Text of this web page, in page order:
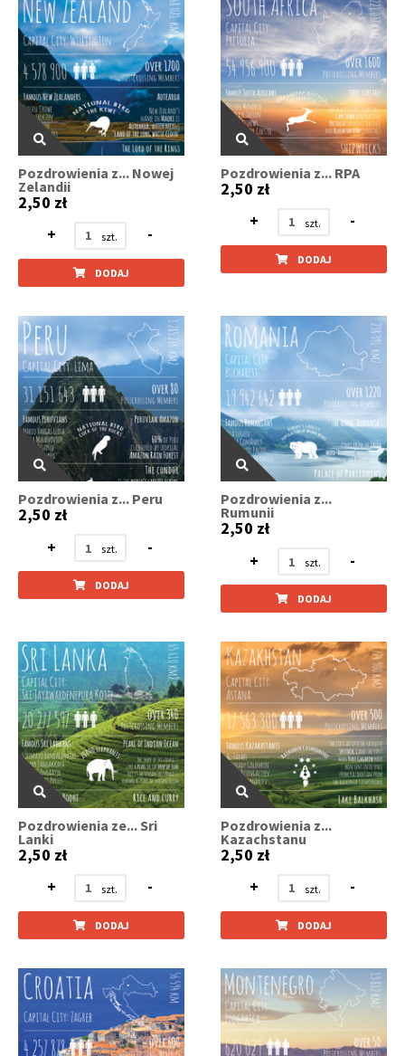
Pozdrowienia z... Nowej
Zelandii
2,50 zł
+
-
DODAJ
Pozdrowienia z... RPA
2,50 zł
+
-
DODAJ
Pozdrowienia z... Peru
2,50 zł
+
-
DODAJ
Pozdrowienia z...
Rumunii
2,50 zł
+
-
DODAJ
Pozdrowienia ze... Sri
Lanki
2,50 zł
+
-
DODAJ
Pozdrowienia z...
Kazachstanu
2,50 zł
+
-
DODAJ